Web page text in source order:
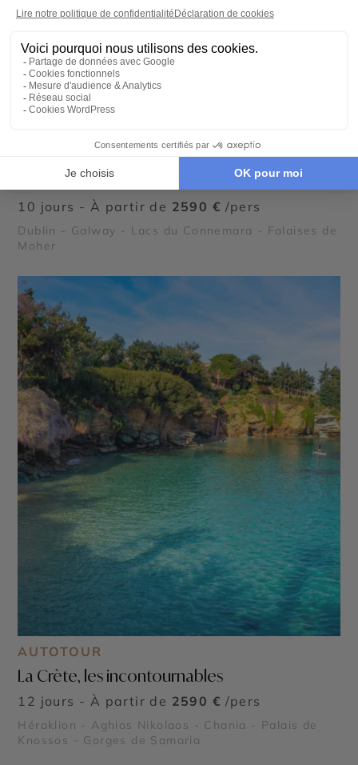
Découverte de l’Irlande en famille
10 jours - À partir de 2590 € /pers
Dublin - Galway - Lacs du Connemara - Falaises de
Moher
AUTOTOUR
La Crète, les incontournables
12 jours - À partir de 2590 € /pers
Héraklion - Aghios Nikolaos - Chania - Palais de
Knossos - Gorges de Samaria